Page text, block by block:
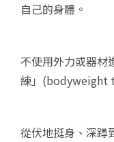
自己的身體。
不使用外力或器材
練」(bodyweight
從伏地挺身、深蹲